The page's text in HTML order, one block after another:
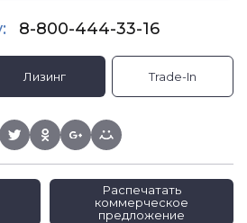
8-800-444-33-16
Лизинг Trade-In
Распечатать
коммерческое
предложение